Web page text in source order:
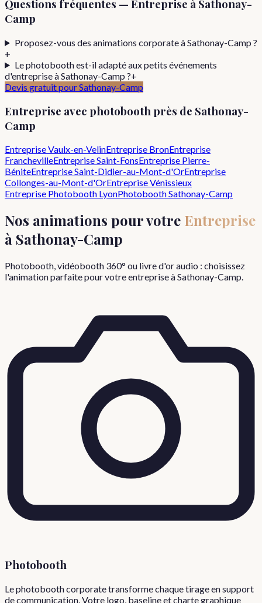
Questions fréquentes — Entreprise à Sathonay-
Camp
Proposez-vous des animations corporate à Sathonay-Camp ?
+
Le photobooth est-il adapté aux petits événements
d'entreprise à Sathonay-Camp ?+
Devis gratuit pourSathonay-Camp
Entreprise avec photobooth près de Sathonay-
Camp
EntrepriseVaulx-en-VelinEntreprise BronEntreprise
FranchevilleEntrepriseSaint-FonsEntreprise Pierre-
BéniteEntrepriseSaint-Didier-au-Mont-d'OrEntreprise
Collonges-au-Mont-d'OrEntrepriseVénissieux
Entreprise Photobooth LyonPhotoboothSathonay-Camp
Nos animations pour votre Entreprise
à Sathonay-Camp
Photobooth, vidéobooth 360° ou livre d'or audio : choisissez
l'animation parfaite pour votreentrepriseàSathonay-Camp.
Photobooth
Le photobooth corporate transforme chaque tirage en support
de communication. Votre logo, baseline et charte graphique